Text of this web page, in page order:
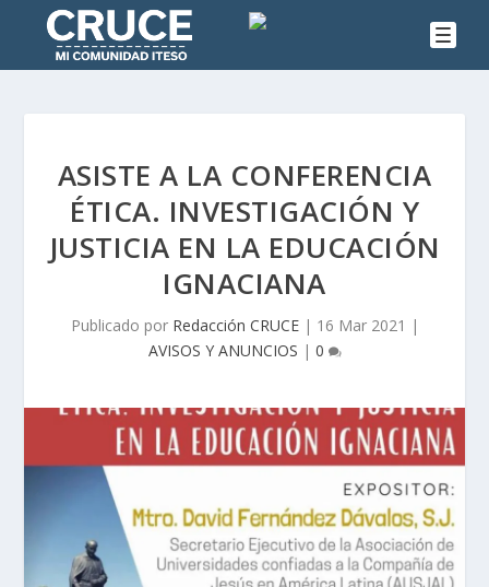
ASISTE A LA CONFERENCIA
ÉTICA. INVESTIGACIÓN Y
JUSTICIA EN LA EDUCACIÓN
IGNACIANA
Publicado por Redacción CRUCE| 16 Mar 2021 |
AVISOS Y ANUNCIOS | 0